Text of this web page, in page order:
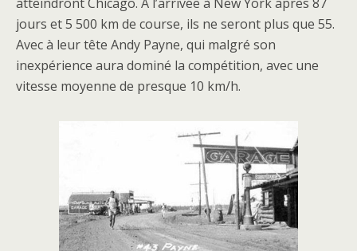
jours et 5 500 km de course, ils ne seront plus que 55.
Avec à leur tête Andy Payne, qui malgré son
inexpérience aura dominé la compétition, avec une
vitesse moyenne de presque 10 km/h.